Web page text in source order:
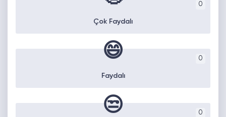
0
Çok Faydalı
0
😄
Faydalı
0
😒